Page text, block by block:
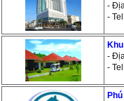
-
-
-
-